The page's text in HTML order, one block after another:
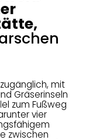
mit
Gräserinseln
zum Fußweg
vier
zwischen